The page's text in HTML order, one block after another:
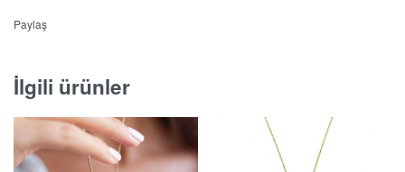
Paylaş
İlgili ürünler